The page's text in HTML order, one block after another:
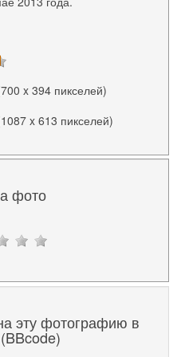
x 394 пикселей)
x 613 пикселей)
фото
эту фотографию в